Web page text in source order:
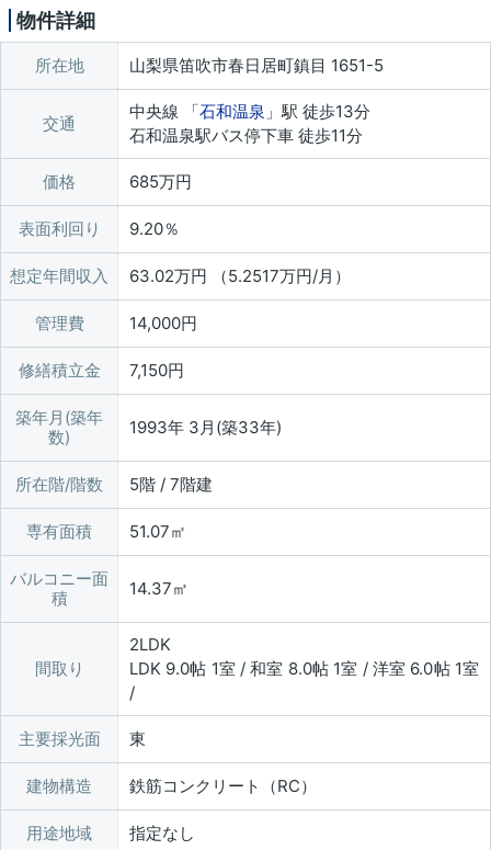
物件詳細
所在地 山梨県笛吹市春日居町鎮目 1651-5
交通
中央線 「石和温泉 」駅 徒歩13分
石和温泉駅バス停下車 徒歩11分
価格 685万円
表面利回り 9.20％
想定年間収入 63.02万円 （5.2517万円/月）
管理費 14,000円
修繕積立金 7,150円
築年月(築年
数)
1993年 3月(築33年)
所在階/階数 5階 / 7階建
専有面積 51.07㎡
バルコニー面
積
14.37㎡
間取り
2LDK
LDK 9.0帖 1室 / 和室 8.0帖 1室 / 洋室 6.0帖 1室
/
主要採光面 東
建物構造 鉄筋コンクリート（RC）
用途地域 指定なし